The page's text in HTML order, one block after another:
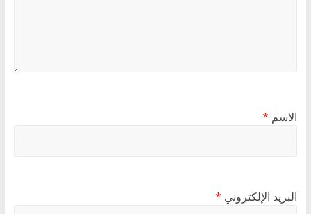
الاسم *
البريد الإلكتروني *